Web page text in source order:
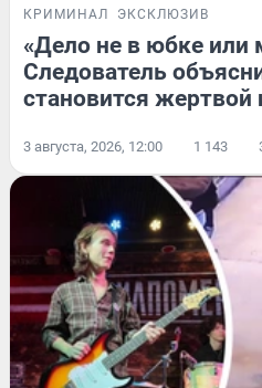
КРИМИНАЛ ЭКСКЛЮЗИВ
«Дело не в юбке или
Следователь
становится жертвой
3 августа, 2026, 12:00 1 143